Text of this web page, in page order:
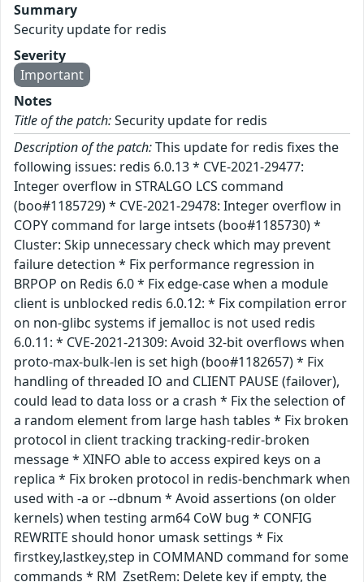
Summary
Security update for redis
Severity
Important
Notes
Title of the patch:Security update for redis
Description of the patch:This update for redis fixes the
following issues: redis 6.0.13 * CVE-2021-29477:
Integer overflow in STRALGO LCS command
(boo#1185729) * CVE-2021-29478: Integer overflow in
COPY command for large intsets (boo#1185730) *
Cluster: Skip unnecessary check which may prevent
failure detection * Fix performance regression in
BRPOP on Redis 6.0 * Fix edge-case when a module
client is unblocked redis 6.0.12: * Fix compilation error
on non-glibc systems if jemalloc is not used redis
6.0.11: * CVE-2021-21309: Avoid 32-bit overflows when
proto-max-bulk-len is set high (boo#1182657) * Fix
handling of threaded IO and CLIENT PAUSE (failover),
could lead to data loss or a crash * Fix the selection of
a random element from large hash tables * Fix broken
protocol in client tracking tracking-redir-broken
message * XINFO able to access expired keys on a
replica * Fix broken protocol in redis-benchmark when
used with -a or --dbnum * Avoid assertions (on older
kernels) when testing arm64 CoW bug * CONFIG
REWRITE should honor umask settings * Fix
firstkey,lastkey,step in COMMAND command for some
commands * RM_ZsetRem: Delete key if empty, the